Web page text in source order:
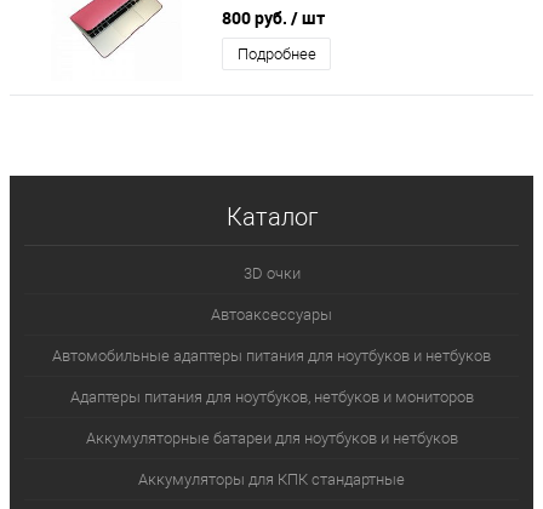
матовый розовый
800 руб. / шт
Подробнее
Каталог
3D очки
Автоаксессуары
Автомобильные адаптеры питания для ноутбуков и нетбуков
Адаптеры питания для ноутбуков, нетбуков и мониторов
Аккумуляторные батареи для ноутбуков и нетбуков
Аккумуляторы для КПК стандартные